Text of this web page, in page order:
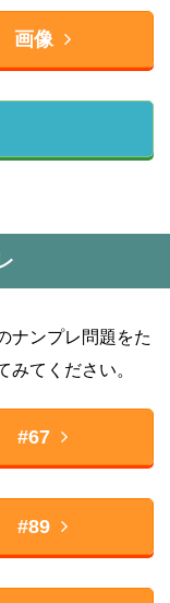
画像
ナンプレ問題をた
みてください。
#67
#89